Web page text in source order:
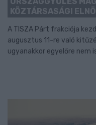
KÖZTÁRSASÁGI
A TISZA Párt frakciója
augusztus 11-re való
ugyanakkor egyelőre nem